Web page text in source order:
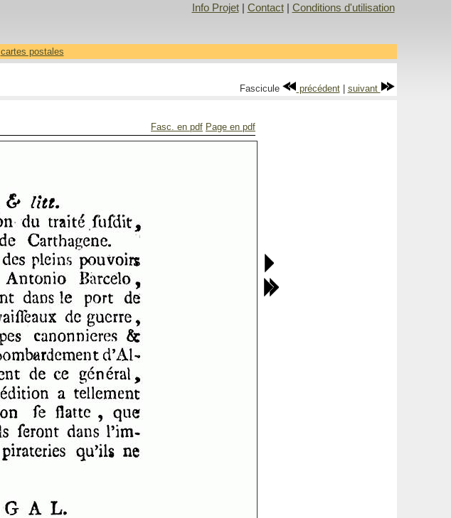
Info Projet| Contact| Conditions d'utilisation
cartes postales
Fascicule précédent| suivant
Fasc. en pdf Page en pdf